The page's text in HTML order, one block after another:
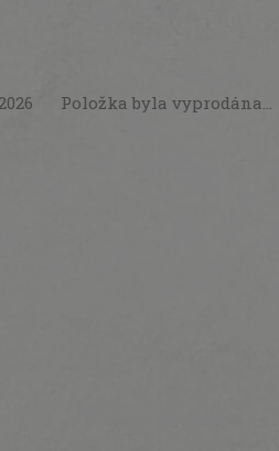
Položka byla vyprodána…